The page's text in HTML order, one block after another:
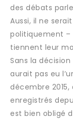
des débats
Aussi, il ne
politiquement –
tiennent leur
Sans la décision
aurait pas eu
décembre
enregistrés
est bien obligé